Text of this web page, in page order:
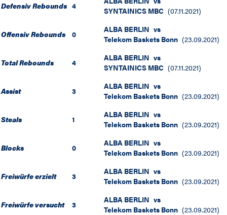
Defensiv Rebounds 4
SYNTAINICS MBC (07.11.2021)
Offensiv Rebounds 0 ALBA BERLIN vs
Telekom Baskets Bonn (23.09.2021)
Total Rebounds 4 ALBA BERLIN vs
SYNTAINICS MBC (07.11.2021)
Assist 3 ALBA BERLIN vs
Telekom Baskets Bonn (23.09.2021)
Steals 1 ALBA BERLIN vs
Telekom Baskets Bonn (23.09.2021)
Blocks 0 ALBA BERLIN vs
Telekom Baskets Bonn (23.09.2021)
Freiwürfe erzielt 3 ALBA BERLIN vs
Telekom Baskets Bonn (23.09.2021)
Freiwürfe versucht 3 ALBA BERLIN vs
Telekom Baskets Bonn (23.09.2021)